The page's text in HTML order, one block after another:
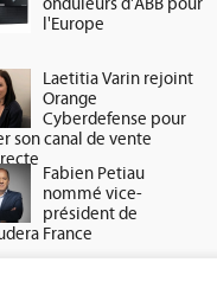
onduleurs d'ABB pour
l'Europe
Laetitia Varin rejoint
Orange
Cyberdefense pour
son canal de vente
Fabien Petiau
nommé vice-
président de
France